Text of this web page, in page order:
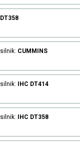
DT358
silnik: CUMMINS
silnik: IHC DT414
silnik: IHC DT358